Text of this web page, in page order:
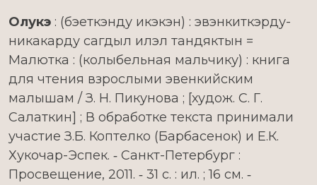
Олукэ : (бэеткэнду икэкэн) : эвэнкиткэрду-
никакарду сагдыл илэл тандяктын =
Малютка : (колыбельная мальчику) : книга
для чтения взрослыми эвенкийским
малышам / З. Н. Пикунова ; [худож. С. Г.
Салаткин] ; В обработке текста принимали
участие З.Б. Коптелко (Барбасенок) и Е.К.
Хукочар-Эспек. ‑ Санкт-Петербург :
Просвещение, 2011. ‑ 31 с. : ил. ; 16 см. ‑